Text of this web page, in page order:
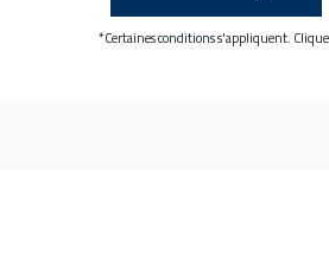
*Certaines conditions s'appliquent.